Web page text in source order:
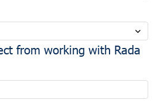
from working with Rada